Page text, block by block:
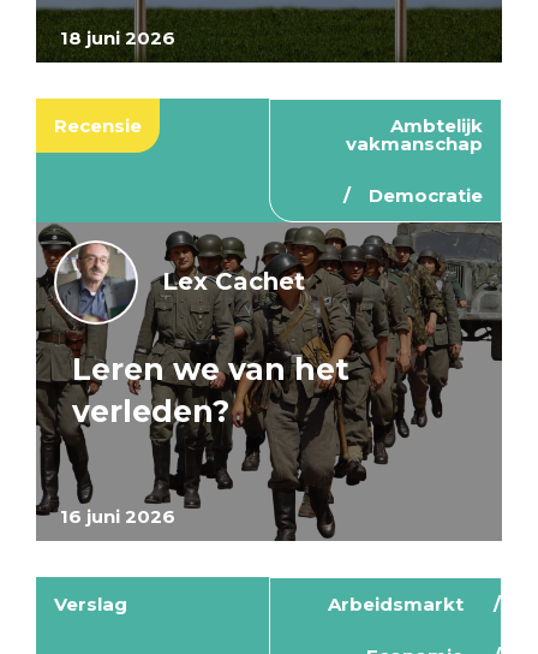
18 juni 2026
Recensie Ambtelijk
vakmanschap
Democratie
16 juni 2026
Lex Cachet
Leren we van het
verleden?
Verslag Arbeidsmarkt